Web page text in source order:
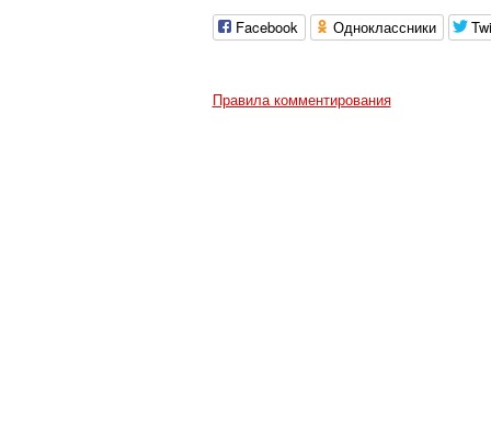
Facebook Одноклассники
Правила комментирования